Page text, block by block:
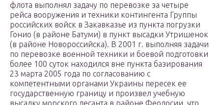
флота выполнял задачу по перевозке за четыре
рейса вооружения и техники контингента Группы
российских войск в Закавказье из пункта погрузки
Гонио (в районе Батуми) в пункт высадки Утришенок
(в районе Новороссийска). В 2001 г. выполняя задачи
по перевозке военной техники и боевой подготовки
более 100 суток находился вне пункта базирования
23 марта 2005 года по согласованию с
компетентными органами Украины пересек ее
государственную границу и произвел учебную
высадку морского десанта в районе Феодосии, что